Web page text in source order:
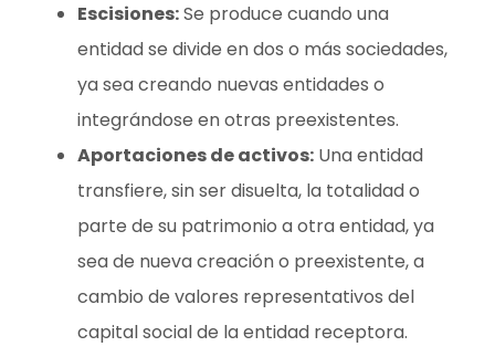
Escisiones:Se produce cuando una
entidad se divide en dos o más sociedades,
ya sea creando nuevas entidades o
integrándose en otras preexistentes.
Aportaciones de activos: Una entidad
transfiere, sin ser disuelta, la totalidad o
parte de su patrimonio a otra entidad, ya
sea de nueva creación o preexistente, a
cambio de valores representativos del
capital social de la entidad receptora.